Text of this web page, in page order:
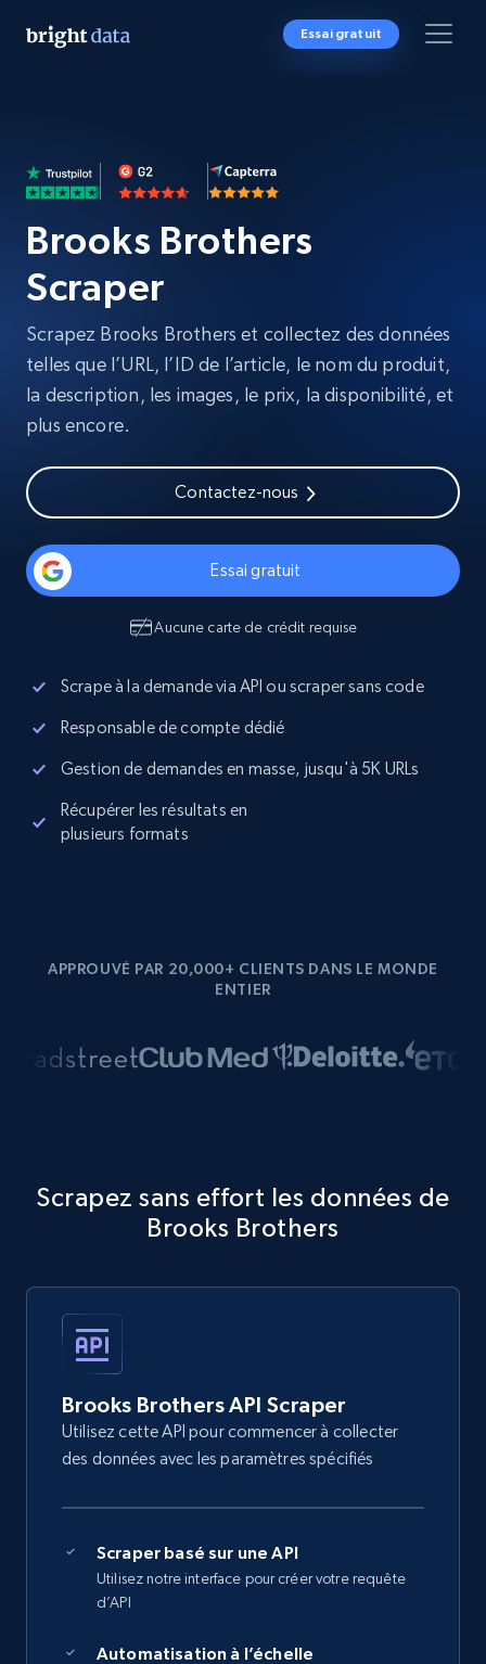
Essai gratuit
Brooks Brothers
Scraper
Scrapez Brooks Brothers et collectez des données
telles que l’URL, l’ID de l’article, le nom du produit,
la description, les images, le prix, la disponibilité, et
plus encore.
Contactez-nous
Essai gratuit
Aucune carte de crédit requise
Scrape à la demande via API ou scraper sans code
Responsable de compte dédié
Gestion de demandes en masse, jusqu'à 5K URLs
Récupérer les résultats en
plusieurs formats
APPROUVÉ PAR 20,000+ CLIENTS DANS LE MONDE
ENTIER
Scrapez sans effort les données de
Brooks Brothers
Brooks Brothers API Scraper
Utilisez cette API pour commencer à collecter
des données avec les paramètres spécifiés
Scraper basé sur une API
Utilisez notre interface pour créer votre requête
d’API
Automatisation à l’échelle